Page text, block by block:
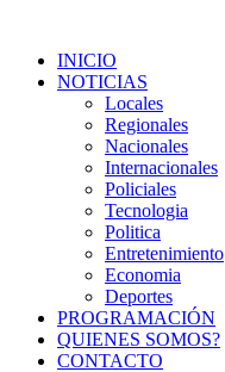
INICIO
NOTICIAS
Locales
Regionales
Nacionales
Internacionales
Policiales
Tecnologia
Politica
Entretenimiento
Economia
Deportes
PROGRAMACIÓN
QUIENES SOMOS?
CONTACTO